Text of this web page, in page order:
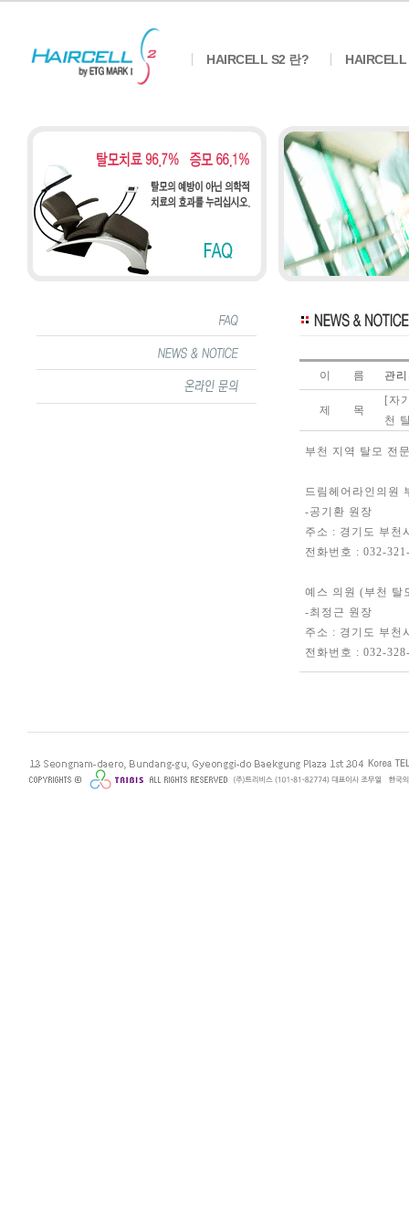
HAIRCELL S2 란?
이 름 관
제 목
[자
천
부천 지역 탈모 전
드림헤어라인의원
-공기환 원장
주소 : 경기도 부천
전화번호 : 032-
예스 의원 (부천 탈
-최정근 원장
주소 : 경기도 부천
전화번호 : 032-